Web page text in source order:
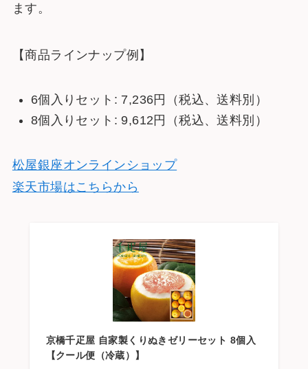
ます。
【商品ラインナップ例】
6個入りセット: 7,236円（税込、送料別）
8個入りセット: 9,612円（税込、送料別）
松屋銀座オンラインショップ
楽天市場はこちらから
京橋千疋屋 自家製くりぬきゼリーセット 8個入
【クール便（冷蔵）】